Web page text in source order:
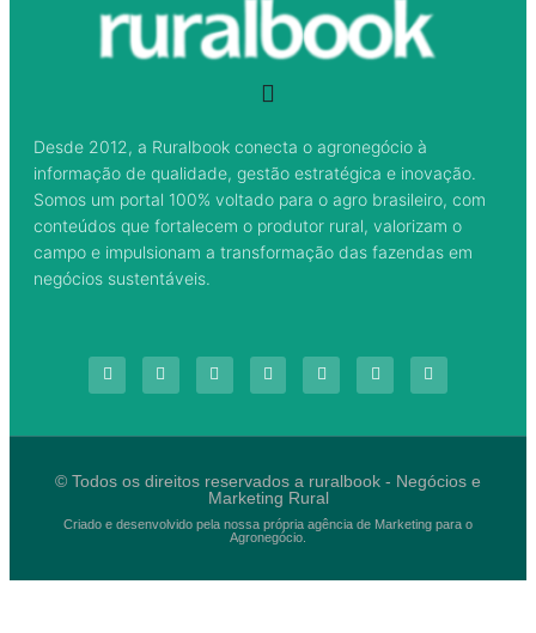
Desde 2012, a Ruralbook conecta o agronegócio à
informação de qualidade, gestão estratégica e inovação.
Somos um portal 100% voltado para o agro brasileiro, com
conteúdos que fortalecem o produtor rural, valorizam o
campo e impulsionam a transformação das fazendas em
negócios sustentáveis.
© Todos os direitos reservados a ruralbook - Negócios e
Marketing Rural
Criado e desenvolvido pela nossa própria agência de Marketing para o
Agronegócio.